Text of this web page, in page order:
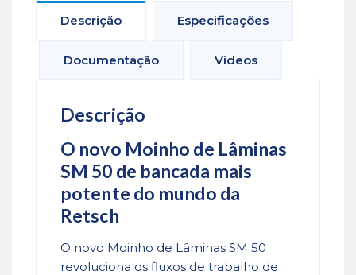
Descrição Especificações
Documentação Vídeos
Descrição
O novo Moinho de Lâminas
SM 50 de bancada mais
potente do mundo da
Retsch
O novo Moinho de Lâminas SM 50
revoluciona os fluxos de trabalho de